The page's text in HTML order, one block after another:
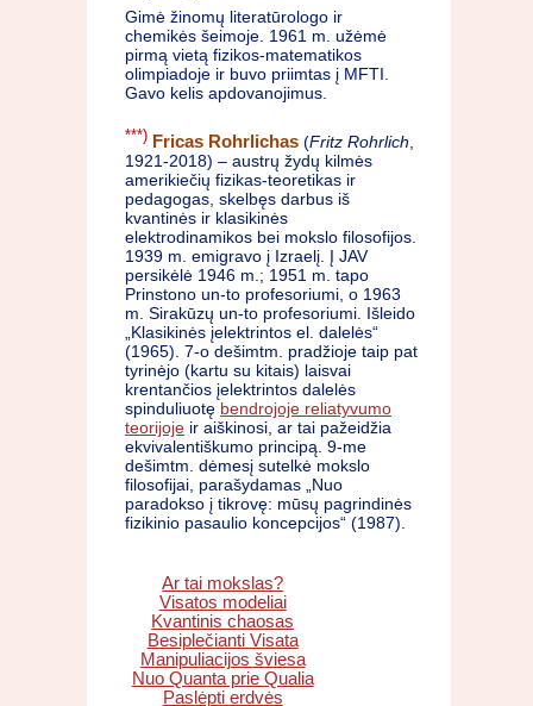
Gimė žinomų literatūrologo ir
chemikės šeimoje. 1961 m. užėmė
pirmą vietą fizikos-matematikos
olimpiadoje ir buvo priimtas į MFTI.
Gavo kelis apdovanojimus.
***) Fricas Rohrlichas (Fritz Rohrlich
1921-2018) – austrų žydų kilmės
amerikiečių fizikas-teoretikas ir
pedagogas, skelbęs darbus iš
kvantinės ir klasikinės
elektrodinamikos bei mokslo filosofijos.
1939 m. emigravo į Izraelį. Į JAV
persikėlė 1946 m.; 1951 m. tapo
Prinstono un-to profesoriumi, o 1963
m. Sirakūzų un-to profesoriumi. Išleido
„Klasikinės įelektrintos el. dalelės“
(1965). 7-o dešimtm. pradžioje taip pat
tyrinėjo (kartu su kitais) laisvai
krentančios įelektrintos dalelės
spinduliuotę bendrojoje reliatyvumo
teorijoje ir aiškinosi, ar tai pažeidžia
ekvivalentiškumo principą. 9-me
dešimtm. dėmesį sutelkė mokslo
filosofijai, parašydamas „Nuo
paradokso į tikrovę: mūsų pagrindinės
fizikinio pasaulio koncepcijos“ (1987).
Ar tai mokslas?
Visatos modeliai
Kvantinis chaosas
Besiplečianti Visata
Manipuliacijos šviesa
Nuo Quanta prie Qualia
Paslėpti erdvės